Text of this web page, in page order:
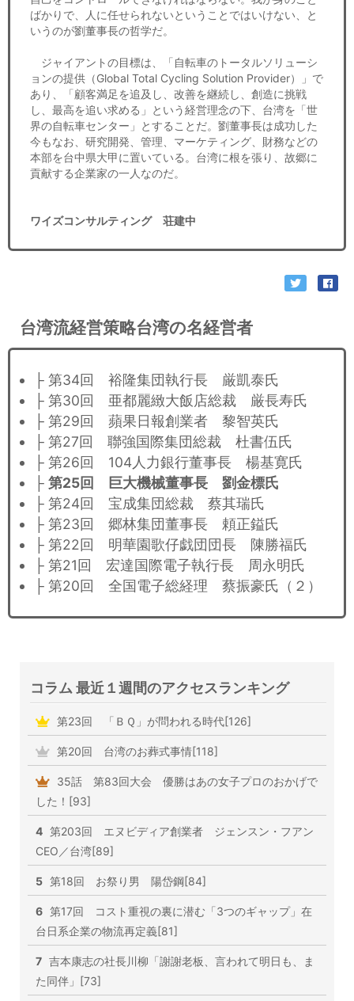
ばかりで、人に任せられないということではいけない、と
いうのが劉董事長の哲学だ。
ジャイアントの目標は、「自転車のトータルソリューシ
ョンの提供（Global Total Cycling Solution Provider）」で
あり、「顧客満足を追及し、改善を継続し、創造に挑戦
し、最高を追い求める」という経営理念の下、台湾を「世
界の自転車センター」とすることだ。劉董事長は成功した
今もなお、研究開発、管理、マーケティング、財務などの
本部を台中県大甲に置いている。台湾に根を張り、故郷に
貢献する企業家の一人なのだ。
ワイズコンサルティング 荘建中
台湾流経営策略台湾の名経営者
├ 第34回 裕隆集団執行長 厳凱泰氏
├ 第30回 亜都麗緻大飯店総裁 厳長寿氏
├ 第29回 蘋果日報創業者 黎智英氏
├ 第27回 聯強国際集団総裁 杜書伍氏
├ 第26回 104人力銀行董事長 楊基寛氏
├ 第25回 巨大機械董事長 劉金標氏
├ 第24回 宝成集団総裁 蔡其瑞氏
├ 第23回 郷林集団董事長 頼正鎰氏
├ 第22回 明華園歌仔戯団団長 陳勝福氏
├ 第21回 宏達国際電子執行長 周永明氏
├ 第20回 全国電子総経理 蔡振豪氏（２）
コラム 最近１週間のアクセスランキング
第23回 「ＢＱ」が問われる時代[126]
第20回 台湾のお葬式事情[118]
35話 第83回大会 優勝はあの女子プロのおかげで
した！[93]
4 第203回 エヌビディア創業者 ジェンスン・フアン
CEO／台湾[89]
5 第18回 お祭り男 陽岱鋼[84]
6 第17回 コスト重視の裏に潜む「3つのギャップ」在
台日系企業の物流再定義[81]
7 吉本康志の社長川柳「謝謝老板、言われて明日も、ま
た同伴」[73]